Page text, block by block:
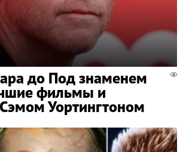
до Под знаменем
фильмы и
Уортингтоном